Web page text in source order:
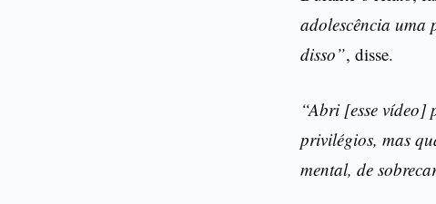
adolescência uma
disso”, disse.
“Abri [esse vídeo]
privilégios, mas
mental, de